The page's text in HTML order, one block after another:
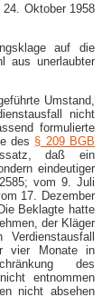
Oktober 1958
auf die
aus unerlaubter
Umstand,
nicht
formulierte
des § 209 BGB
daß ein
eindeutiger
vom 9. Juli
17. Dezember
Beklagte hatte
der Kläger
vier Monate in
des
entnommen
nicht absehen